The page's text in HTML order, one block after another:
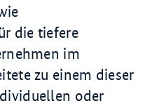
die tiefere
im
zu einem dieser
oder